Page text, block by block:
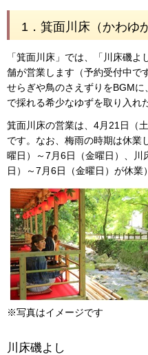
1．箕面川床（かわゆ
「箕面川床」では、「川床磯
舗が営業します（予約受付中で
せらぎや鳥のさえずりをBGM
で採れる希少なゆずを取り入れ
箕面川床の営業は、4月21日（
です。なお、梅雨の時期は休業
曜日）～7月6日（金曜日）、
日）～7月6日（金曜日）が休業
※写真はイメージです
川床磯よし